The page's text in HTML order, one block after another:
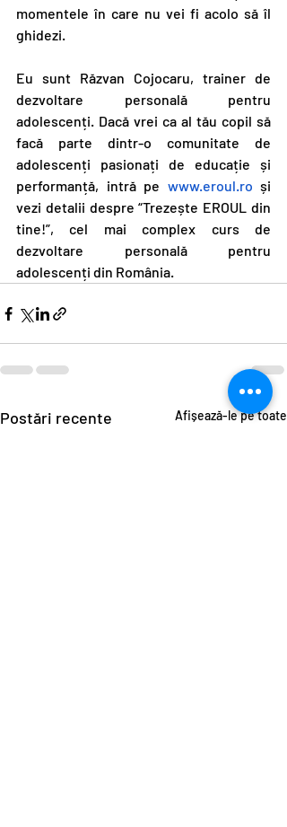
momentele în care nu vei fi acolo să îl
ghidezi.
Eu sunt Răzvan Cojocaru, trainer de
dezvoltare personală pentru
adolescenți. Dacă vrei ca al tău copil să
facă parte dintr-o comunitate de
adolescenți pasionați de educație și
performanță, intră pe www.eroul.ro și
vezi detalii despre “Trezește EROUL din
tine!”, cel mai complex curs de
dezvoltare personală pentru
adolescenți din România.
Postări recente Afișează-le pe toate